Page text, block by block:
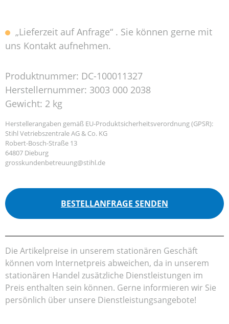
„Lieferzeit auf Anfrage“ . Sie können gerne mit
uns Kontakt aufnehmen.
Produktnummer: DC-100011327
Herstellernummer: 3003 000 2038
Gewicht: 2 kg
Herstellerangaben gemäß EU-Produktsicherheitsverordnung (GPSR):
Stihl Vetriebszentrale AG & Co. KG
Robert-Bosch-Straße 13
64807 Dieburg
grosskundenbetreuung@stihl.de
BESTELLANFRAGE SENDEN
Die Artikelpreise in unserem stationären Geschäft
können vom Internetpreis abweichen, da in unserem
stationären Handel zusätzliche Dienstleistungen im
Preis enthalten sein können. Gerne informieren wir Sie
persönlich über unsere Dienstleistungsangebote!